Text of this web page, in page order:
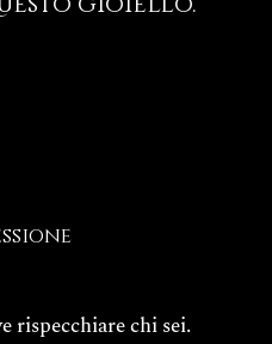
rispecchiare chi sei.